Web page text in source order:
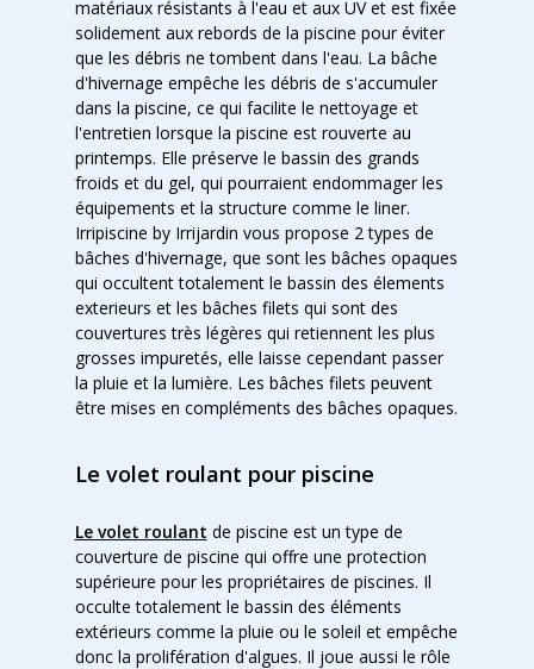
matériaux résistants à l'eau et aux UV et est fixée
solidement aux rebords de la piscine pour éviter
que les débris ne tombent dans l'eau. La bâche
d'hivernage empêche les débris de s'accumuler
dans la piscine, ce qui facilite le nettoyage et
l'entretien lorsque la piscine est rouverte au
printemps. Elle préserve le bassin des grands
froids et du gel, qui pourraient endommager les
équipements et la structure comme le liner.
Irripiscine by Irrijardin vous propose 2 types de
bâches d'hivernage, que sont les bâches opaques
qui occultent totalement le bassin des élements
exterieurs et les bâches filets qui sont des
couvertures très légères qui retiennent les plus
grosses impuretés, elle laisse cependant passer
la pluie et la lumière. Les bâches filets peuvent
être mises en compléments des bâches opaques.
Le volet roulant pour piscine
Le volet roulant de piscine est un type de
couverture de piscine qui offre une protection
supérieure pour les propriétaires de piscines. Il
occulte totalement le bassin des éléments
extérieurs comme la pluie ou le soleil et empêche
donc la prolifération d'algues. Il joue aussi le rôle